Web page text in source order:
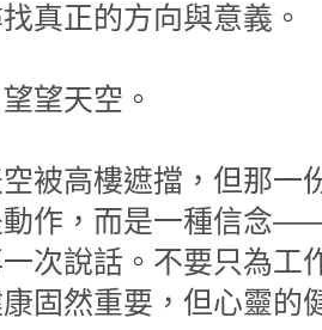
真正的方向與意義。
望天空。
被高樓遮擋，但那一
作，而是一種信念
次說話。不要只為工
固然重要，但心靈的